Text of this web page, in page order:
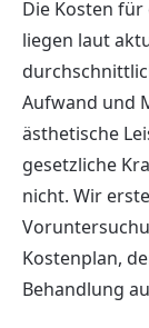
Die Kosten
liegen laut
Aufwand und
ästhetische
gesetzliche
nicht. Wir
Kostenplan,
Behandlung